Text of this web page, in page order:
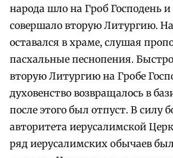
народа шло на Гроб Господень
совершало вторую Литургию.
оставался в храме, слушая
пасхальные песнопения.
вторую Литургию на Гробе
духовенство возвращалось в
после этого был отпуст. В силу
авторитета иерусалимской
ряд иерусалимских обычаев